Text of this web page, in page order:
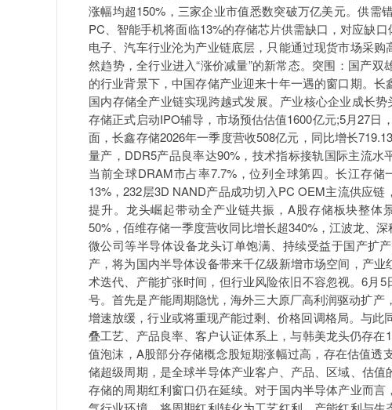
涨幅均超150%，三家企业市值悉数突破万亿美元。供需
PC、智能手机将面临13%的存储芯片供需缺口，对应缺
电子、汽车行业沦为产业链底层，只能通过现货市场采
然趋势，全行业进入“涨价减量”的新常态。突围：国产
的行业背景下，中国存储产业迎来十年一遇的窗口期。
国内存储全产业链实现跨越式发展。产业核心企业成长
存储正式启动IPO辅导，市场预估估值1600亿元;5月27
面，长鑫存储2026年一季度营收508亿元，同比增长
量产，DDR5产品良率达90%，技术指标接轨国际主流水
当前全球DRAM市占率7.7%，位列全球第四。长江存
13%，232层3D NAND产品成功切入PC OEM主流供应
提升。龙头崛起带动全产业链共振，A股存储板块整
50%，佰维存储一季度营收同比增长超340%，江波龙、
微公司等半导体设备龙头订单饱满、持续受益于国产扩
产，将为国内半导体设备带来千亿级新增市场空间，产
术迭代、产能扩张时间，但行业风险依旧不容忽视。6月
号。首先是产能周期隐忧，海外三大原厂高利润驱动扩
增速放缓，行业或将重现产能过剩、价格回调格局。与
叠工艺、产品良率、客户认证体系上，与韩美龙头仍存
值泡沫，A股部分存储概念股短期涨幅过高，存在估值
储超级周期，是全球半导体产业客户、产品、区域、估
存储的周期红利窗口仍在延续。对于国内半导体产业而